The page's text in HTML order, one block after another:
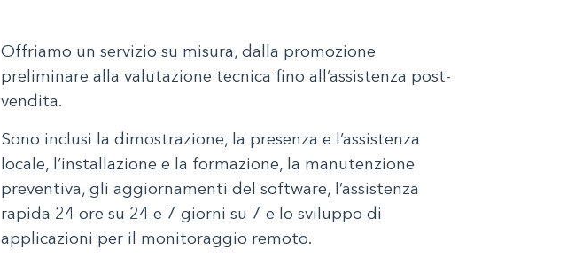
Offriamo un servizio su misura, dalla promozione
preliminare alla valutazione tecnica fino all’assistenza post-
vendita.
Sono inclusi la dimostrazione, la presenza e l’assistenza
locale, l’installazione e la formazione, la manutenzione
preventiva, gli aggiornamenti del software, l’assistenza
rapida 24 ore su 24 e 7 giorni su 7 e lo sviluppo di
applicazioni per il monitoraggio remoto.